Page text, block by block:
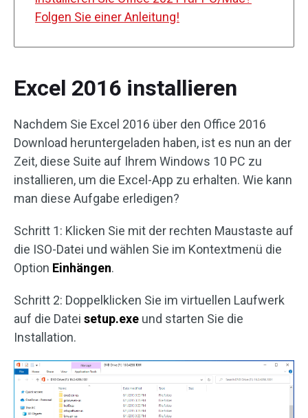
Folgen Sie einer Anleitung!
Excel 2016 installieren
Nachdem Sie Excel 2016 über den Office 2016
Download heruntergeladen haben, ist es nun an der
Zeit, diese Suite auf Ihrem Windows 10 PC zu
installieren, um die Excel-App zu erhalten. Wie kann
man diese Aufgabe erledigen?
Schritt 1: Klicken Sie mit der rechten Maustaste auf
die ISO-Datei und wählen Sie im Kontextmenü die
Option Einhängen.
Schritt 2: Doppelklicken Sie im virtuellen Laufwerk
auf die Datei setup.exe und starten Sie die
Installation.